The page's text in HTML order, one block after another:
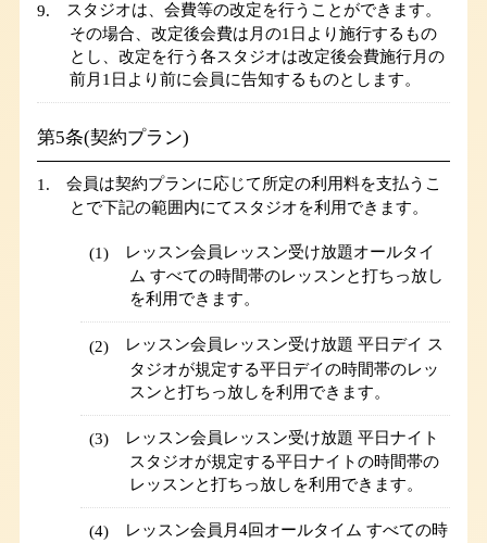
スタジオは、会費等の改定を行うことができます。
その場合、改定後会費は月の1日より施行するもの
とし、改定を行う各スタジオは改定後会費施行月の
前月1日より前に会員に告知するものとします。
第5条(契約プラン)
会員は契約プランに応じて所定の利用料を支払うこ
とで下記の範囲内にてスタジオを利用できます。
レッスン会員レッスン受け放題オールタイ
ム すべての時間帯のレッスンと打ちっ放し
を利用できます。
レッスン会員レッスン受け放題 平日デイ ス
タジオが規定する平日デイの時間帯のレッ
スンと打ちっ放しを利用できます。
レッスン会員レッスン受け放題 平日ナイト
スタジオが規定する平日ナイトの時間帯の
レッスンと打ちっ放しを利用できます。
レッスン会員月4回オールタイム すべての時